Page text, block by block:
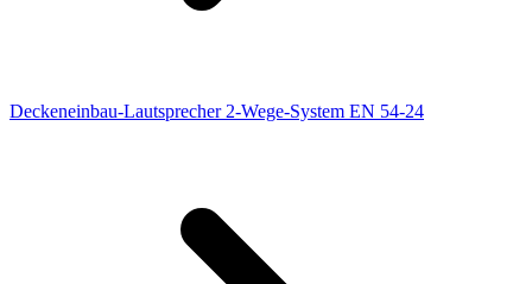
Deckeneinbau-Lautsprecher 2-Wege-System EN 54-24